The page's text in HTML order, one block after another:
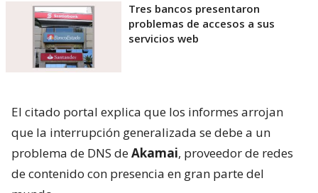
Tres bancos presentaron
problemas de accesos a sus
servicios web
El citado portal explica que los informes arrojan
que la interrupción generalizada se debe a un
problema de DNS deAkamai, proveedor de redes
de contenido con presencia en gran parte del